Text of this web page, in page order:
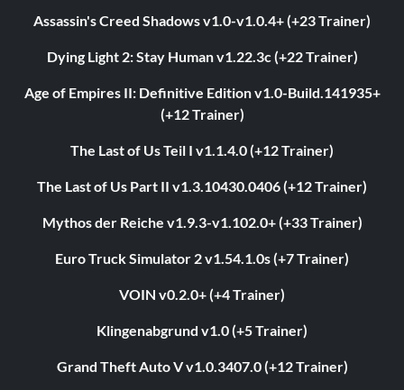
Assassin's Creed Shadows v1.0-v1.0.4+ (+23 Trainer)
Dying Light 2: Stay Human v1.22.3c (+22 Trainer)
Age of Empires II: Definitive Edition v1.0-Build.141935+
(+12 Trainer)
The Last of Us Teil I v1.1.4.0 (+12 Trainer)
The Last of Us Part II v1.3.10430.0406 (+12 Trainer)
Mythos der Reiche v1.9.3-v1.102.0+ (+33 Trainer)
Euro Truck Simulator 2 v1.54.1.0s (+7 Trainer)
VOIN v0.2.0+ (+4 Trainer)
Klingenabgrund v1.0 (+5 Trainer)
Grand Theft Auto V v1.0.3407.0 (+12 Trainer)